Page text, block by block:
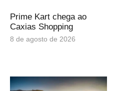
Prime Kart chega ao
Caxias Shopping
8 de agosto de 2026